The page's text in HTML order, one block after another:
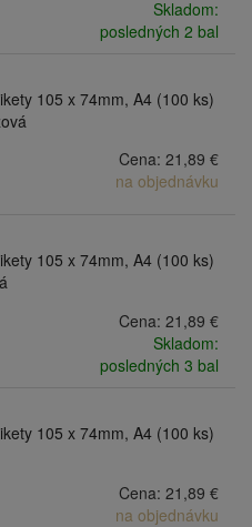
Skladom:
posledných 2 bal
105 x 74mm, A4 (100 ks)
Cena: 21,89 €
na objednávku
105 x 74mm, A4 (100 ks)
Cena: 21,89 €
Skladom:
posledných 3 bal
105 x 74mm, A4 (100 ks)
Cena: 21,89 €
na objednávku